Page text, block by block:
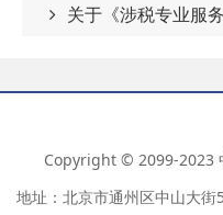
关于《涉税专业服
Copyright © 2099-2023
地址：北京市通州区中山大